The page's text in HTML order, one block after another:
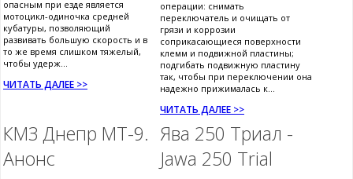
опасным при езде является
мотоцикл-одиночка средней
кубатуры, позволяющий
развивать большую скорость и в
то же время слишком тяжелый,
чтобы удерж...
ЧИТАТЬ ДАЛЕЕ >>
операции: снимать
переключатель и очищать от
грязи и коррозии
соприкасающиеся поверхности
клемм и подвижной пластины;
подгибать подвижную пластину
так, чтобы при переключении она
надежно прижималась к...
ЧИТАТЬ ДАЛЕЕ >>
КМЗ Днепр МТ-9.
Анонс
Ява 250 Триал -
Jawa 250 Trial